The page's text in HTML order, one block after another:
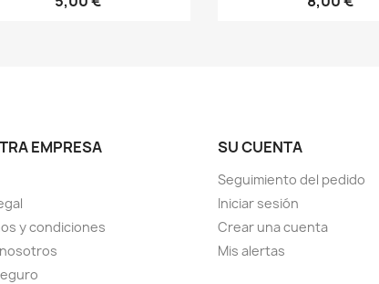
EMPRESA
y condiciones
SU CUENTA
Seguimiento del pedido
Iniciar sesión
Crear una cuenta
Mis alertas